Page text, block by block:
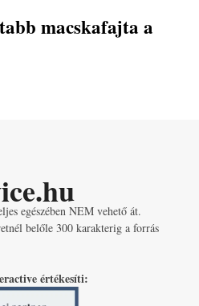
macskafajta a
egészében NEM vehető át.
belőle 300 karakterig a forrás
értékesíti: